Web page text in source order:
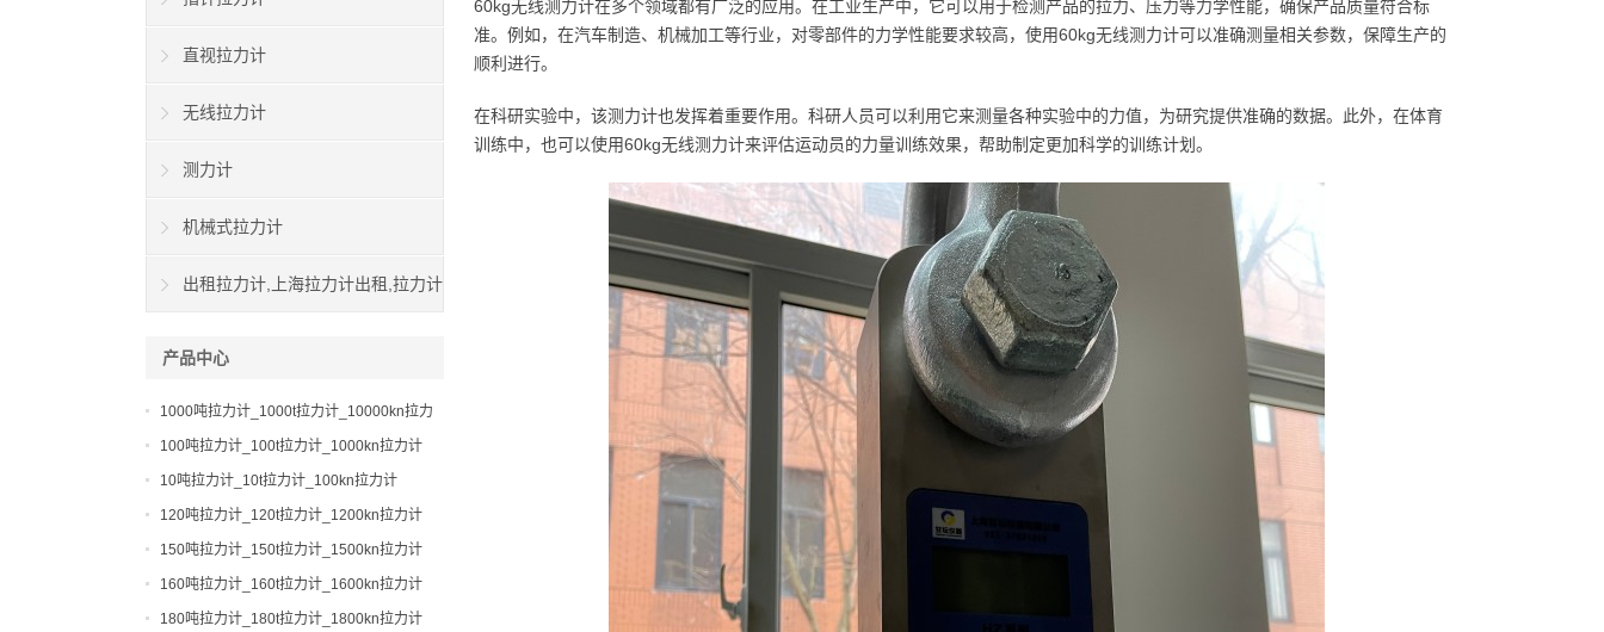
60kg无线测力计在多个领域都有广泛的应用。在工业生产中，它可以用于检测产品的拉力、压力等力学性能，确保产品质量符合标
准。例如，在汽车制造、机械加工等行业，对零部件的力学性能要求较高，使用60kg无线测力计可以准确测量相关参数，保障生产的
顺利进行。
在科研实验中，该测力计也发挥着重要作用。科研人员可以利用它来测量各种实验中的力值，为研究提供准确的数据。此外，在体育
训练中，也可以使用60kg无线测力计来评估运动员的力量训练效果，帮助制定更加科学的训练计划。
直视拉力计
无线拉力计
测力计
机械式拉力计
出租拉力计,上海拉力计出租,拉力计
产品中心
1000吨拉力计_1000t拉力计_10000kn拉力
计
100吨拉力计_100t拉力计_1000kn拉力计
10吨拉力计_10t拉力计_100kn拉力计
120吨拉力计_120t拉力计_1200kn拉力计
150吨拉力计_150t拉力计_1500kn拉力计
160吨拉力计_160t拉力计_1600kn拉力计
180吨拉力计_180t拉力计_1800kn拉力计